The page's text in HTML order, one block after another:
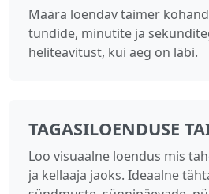
Määra loendav taimer
tundide, minutite ja
heliteavitust, kui aeg on läbi.
TAGASILOENDUSE
Loo visuaalne loendus mis
ja kellaaja jaoks. Ideaalne